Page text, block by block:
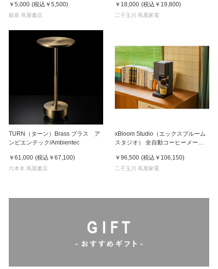
￥5,000 (税込 ￥5,500)
銀座 蔦屋書店
￥18,000 (税込 ￥19,800)
二子玉川 蔦屋家電
TURN（ターン）Brass ブラス ア
ンビエンテック/Ambientec
￥61,000 (税込 ￥67,100)
六本木 蔦屋書店
xBloom Studio（エックスブルーム
スタジオ） 全自動コーヒーメーカ
￥96,500 (税込 ￥106,150)
二子玉川 蔦屋家電